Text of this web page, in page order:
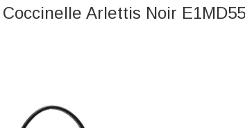
Coccinelle Arlettis Noir